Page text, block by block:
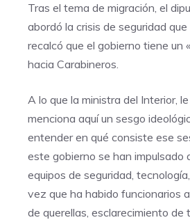
Tras el tema de migración, el
abordó la crisis de seguridad
recalcó que el gobierno tiene un
hacia Carabineros.
A lo que la ministra del Interior,
menciona aquí un sesgo
entender en qué consiste ese
este gobierno se han impulsado
equipos de seguridad,
vez que ha habido funcionarios
de querellas, esclarecimiento de